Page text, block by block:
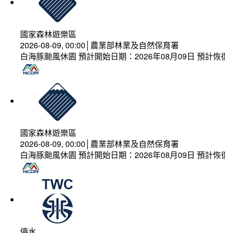
國家森林遊樂區
2026-08-09, 00:00│農業部林業及自然保育署
白海豚颱風休園 預計開始日期：2026年08月09日 預計
國家森林遊樂區
2026-08-09, 00:00│農業部林業及自然保育署
白海豚颱風休園 預計開始日期：2026年08月09日 預計